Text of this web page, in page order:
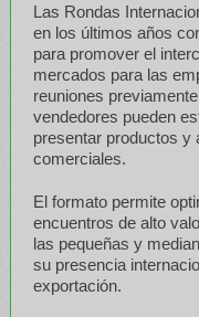
Las Rondas
en los últimos años
para promover el
mercados para las
reuniones
vendedores pueden
presentar productos y
comerciales.
El formato permite
encuentros de alto
las pequeñas y
su presencia
exportación.